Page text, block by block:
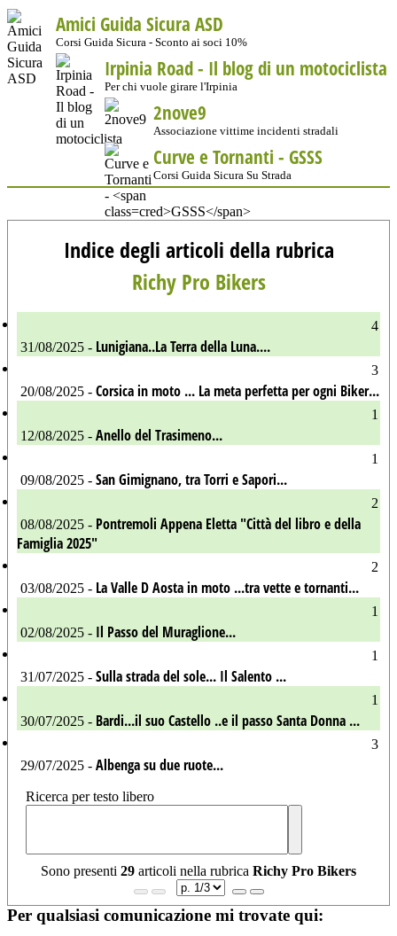
Amici Guida Sicura ASD
Corsi Guida Sicura - Sconto ai soci 10%
Irpinia Road - Il blog di un motociclista
Per chi vuole girare l'Irpinia
2nove9
Associazione vittime incidenti stradali
Curve e Tornanti - GSSS
Corsi Guida Sicura Su Strada
Indice degli articoli della rubrica
Richy Pro Bikers
4
31/08/2025 - Lunigiana..La Terra della Luna....
3
20/08/2025 - Corsica in moto ... La meta perfetta per ogni Biker...
1
12/08/2025 - Anello del Trasimeno...
1
09/08/2025 - San Gimignano, tra Torri e Sapori...
2
08/08/2025 - Pontremoli Appena Eletta "Città del libro e della
Famiglia 2025"
2
03/08/2025 - La Valle D Aosta in moto ...tra vette e tornanti...
1
02/08/2025 - Il Passo del Muraglione...
1
31/07/2025 - Sulla strada del sole... Il Salento ...
1
30/07/2025 - Bardi...il suo Castello ..e il passo Santa Donna ...
3
29/07/2025 - Albenga su due ruote...
Ricerca per testo libero
Sono presenti 29 articoli nella rubrica Richy Pro Bikers
Per qualsiasi comunicazione mi trovate qui: